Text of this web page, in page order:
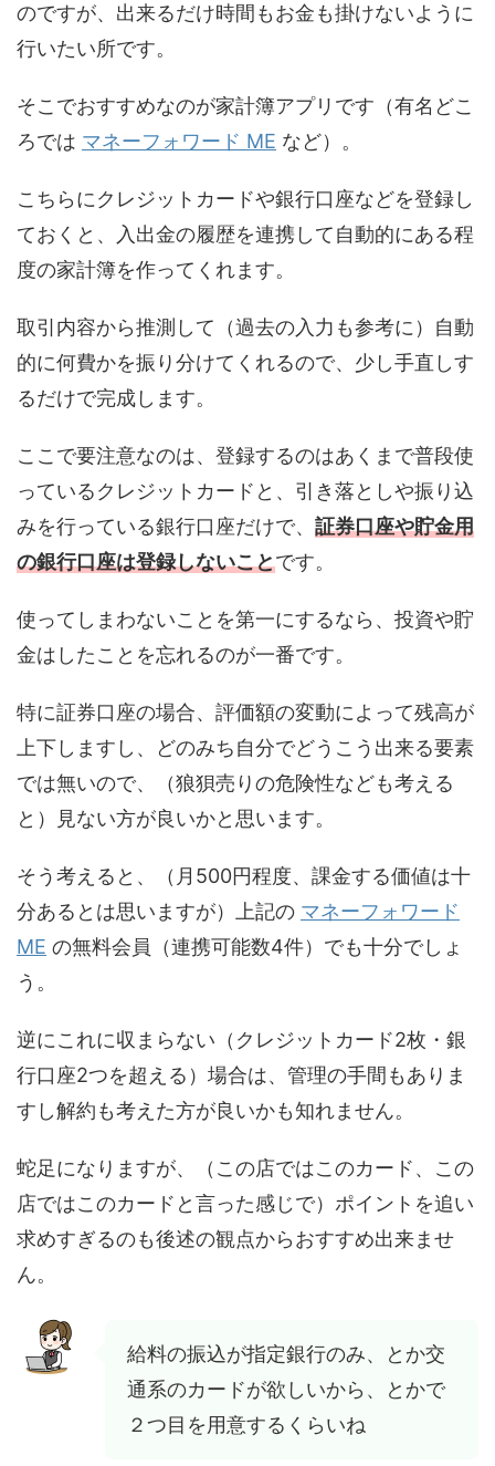
のですが、出来るだけ時間もお金も掛けないように
行いたい所です。
そこでおすすめなのが家計簿アプリです（有名どこ
ろでは マネーフォワード ME など）。
こちらにクレジットカードや銀行口座などを登録し
ておくと、入出金の履歴を連携して自動的にある程
度の家計簿を作ってくれます。
取引内容から推測して（過去の入力も参考に）自動
的に何費かを振り分けてくれるので、少し手直しす
るだけで完成します。
ここで要注意なのは、登録するのはあくまで普段使
っているクレジットカードと、引き落としや振り込
みを行っている銀行口座だけで、 証券口座や貯金用
の銀行口座は登録しないことです。
使ってしまわないことを第一にするなら、投資や貯
金はしたことを忘れるのが一番です。
特に証券口座の場合、評価額の変動によって残高が
上下しますし、どのみち自分でどうこう出来る要素
では無いので、（狼狽売りの危険性なども考える
と）見ない方が良いかと思います。
そう考えると、（月500円程度、課金する価値は十
分あるとは思いますが）上記の マネーフォワード
ME の無料会員（連携可能数4件）でも十分でしょ
う。
逆にこれに収まらない（クレジットカード2枚・銀
行口座2つを超える）場合は、管理の手間もありま
すし解約も考えた方が良いかも知れません。
蛇足になりますが、（この店ではこのカード、この
店ではこのカードと言った感じで）ポイントを追い
求めすぎるのも後述の観点からおすすめ出来ませ
ん。
給料の振込が指定銀行のみ、とか交
通系のカードが欲しいから、とかで
２つ目を用意するくらいね